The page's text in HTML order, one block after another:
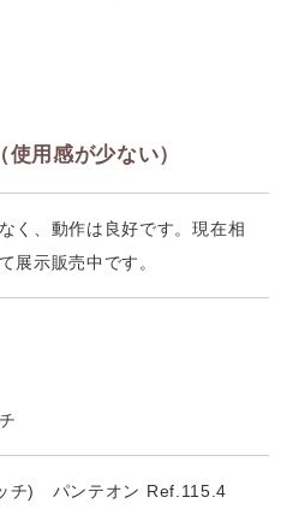
用感が少ない）
く、動作は良好です。現在相
展示販売中です。
チ) パンテオン Ref.115.4